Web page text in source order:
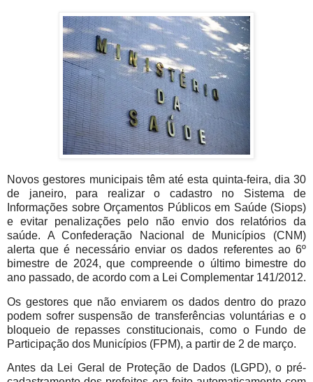
Novos gestores municipais têm até esta quinta-feira, dia 30
de janeiro, para realizar o cadastro no Sistema de
Informações sobre Orçamentos Públicos em Saúde (Siops)
e evitar penalizações pelo não envio dos relatórios da
saúde. A Confederação Nacional de Municípios (CNM)
alerta que é necessário enviar os dados referentes ao 6º
bimestre de 2024, que compreende o último bimestre do
ano passado, de acordo com a Lei Complementar 141/2012.
Os gestores que não enviarem os dados dentro do prazo
podem sofrer suspensão de transferências voluntárias e o
bloqueio de repasses constitucionais, como o Fundo de
Participação dos Municípios (FPM), a partir de 2 de março.
Antes da Lei Geral de Proteção de Dados (LGPD), o pré-